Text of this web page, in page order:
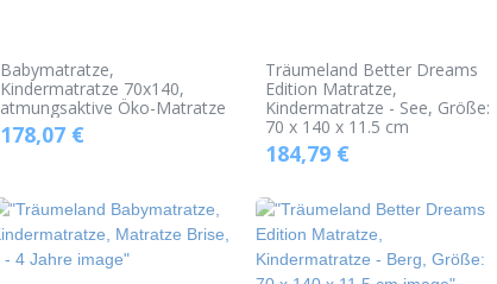
Babymatratze,
Kindermatratze 70x140,
atmungsaktive Öko-Matratze
178,07€
Träumeland Better Dreams
Edition Matratze,
Kindermatratze - See, Größe:
70 x 140 x 11.5 cm
184,79€